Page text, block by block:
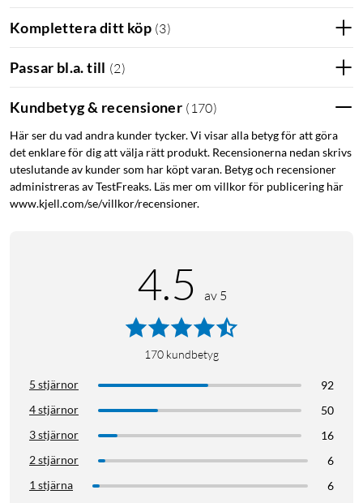
Komplettera ditt köp (3)
Passar bl.a. till (2)
Kundbetyg & recensioner ( 170)
Här ser du vad andra kunder tycker. Vi visar alla betyg för att göra
det enklare för dig att välja rätt produkt. Recensionerna nedan skrivs
uteslutande av kunder som har köpt varan. Betyg och recensioner
administreras av TestFreaks. Läs mer om villkor för publicering här
www.kjell.com/se/villkor/recensioner.
4.5 av 5
170 kundbetyg
5 stjärnor
92
4 stjärnor
50
3 stjärnor
16
2 stjärnor
6
1 stjärna
6